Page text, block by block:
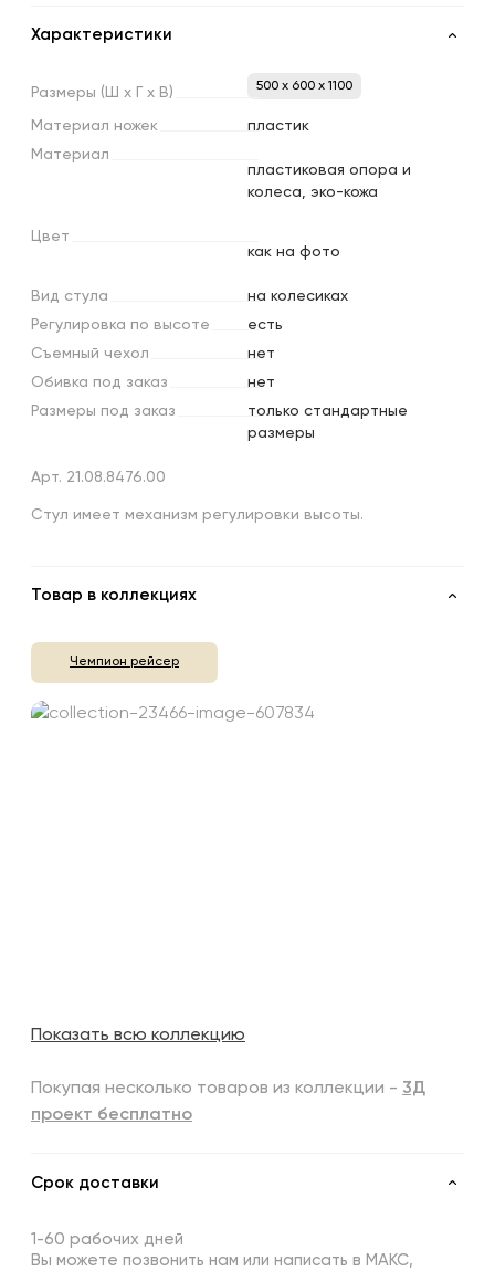
Характеристики
Размеры (Ш х х В) 500 x 600 x 1100
Материал ножек
пластик
Материал
пластиковая опора и
колеса, эко-кожа
Цвет
как на фото
Вид стула
на колесиках
Регулировка по высоте
есть
Съемный чехол
нет
Обивка под заказ
нет
Размеры под заказ
только стандартные
размеры
Арт. 21.08.8476.00
Стул имеет механизм регулировки высоты.
Товар в коллекциях
Чемпион рейсер
Показать всю коллекцию
Покупая несколько товаров из коллекции - 3Д
проект бесплатно
Срок доставки
1-60 рабочих дней
Вы можете позвонить нам или написать в МАКС,